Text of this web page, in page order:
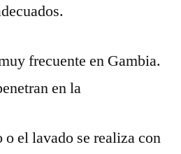
frecuente en Gambia.
en la
el lavado se realiza con